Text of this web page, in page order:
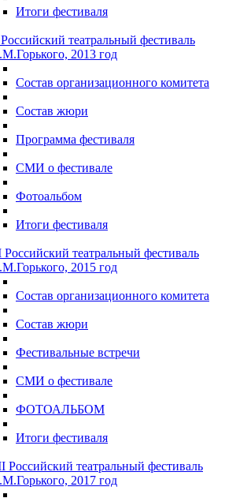
Итоги фестиваля
театральный фестиваль
2013 год
Состав организационного комитета
Состав жюри
Программа фестиваля
СМИ о фестивале
Фотоальбом
Итоги фестиваля
театральный фестиваль
2015 год
Состав организационного комитета
Состав жюри
Фестивальные встречи
СМИ о фестивале
ФОТОАЛЬБОМ
Итоги фестиваля
Российский театральный фестиваль
2017 год